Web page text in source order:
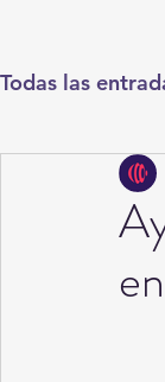
Todas las
Deportes
Round Cero